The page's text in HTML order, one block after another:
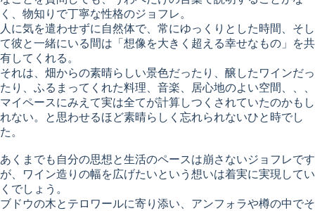
く、物知りで丁寧な性格のジョフレ。
人に気を遣わせずに自然体で、常にゆっくりとした時間、そし
て彼と一緒にいる間は「想像を大きく超える幸せなもの」を共
有してくれる。
それは、畑からの素晴らしい景色だったり、醸したワインだっ
たり、ふるまってくれた料理、音楽、居心地のよい空間、、、
マイペースにみえて実は全てが計算しつくされていたのかもし
れない。と思わせるほど素晴らしく忘れられないひと時でし
た。
あくまでも自分の思想と生活のペースは崩さないジョフレです
が、ワイン造りの幅を広げたいという想いは着実に実現してい
くでしょう。
ブドウの木とテロワールに寄り添い、アンフォラや樽の中でそ